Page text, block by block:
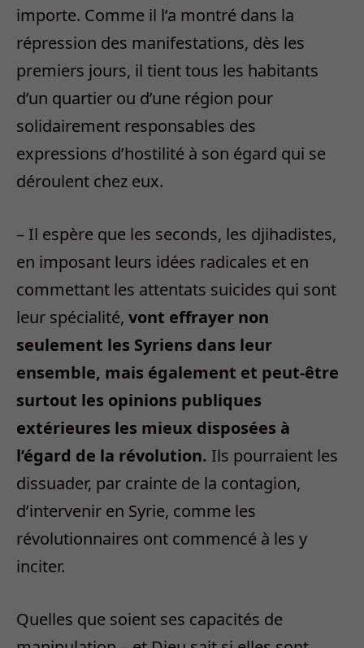
importe. Comme il l’a montré dans la
répression des manifestations, dès les
premiers jours, il tient tous les habitants
d’un quartier ou d’une région pour
solidairement responsables des
expressions d’hostilité à son égard qui se
déroulent chez eux.
– Il espère que les seconds, les djihadistes,
en imposant leurs idées radicales et en
commettant les attentats suicides qui sont
leur spécialité, vont effrayer non
seulement les Syriens dans leur
ensemble, mais également et peut-être
surtout les opinions publiques
extérieures les mieux disposées à
l’égard de la révolution. Ils pourraient les
dissuader, par crainte de la contagion,
d’intervenir en Syrie, comme les
révolutionnaires ont commencé à les y
inciter.
Quelles que soient ses capacités de